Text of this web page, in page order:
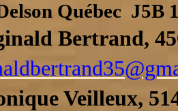
Québec J5B
Bertrand,
Veilleux,